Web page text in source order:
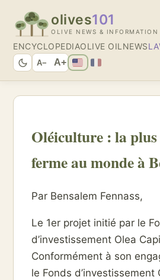
olives101
OLIVE NEWS & INFORMATION
ENCYCLOPEDIAOLIVE OIL NEWS
A− A+
Oléiculture : la
ferme au monde à
Par Bensalem Fennass,
Le 1er projet initié par le
d’investissement Olea
Conformément à son
le Fonds d’investissement